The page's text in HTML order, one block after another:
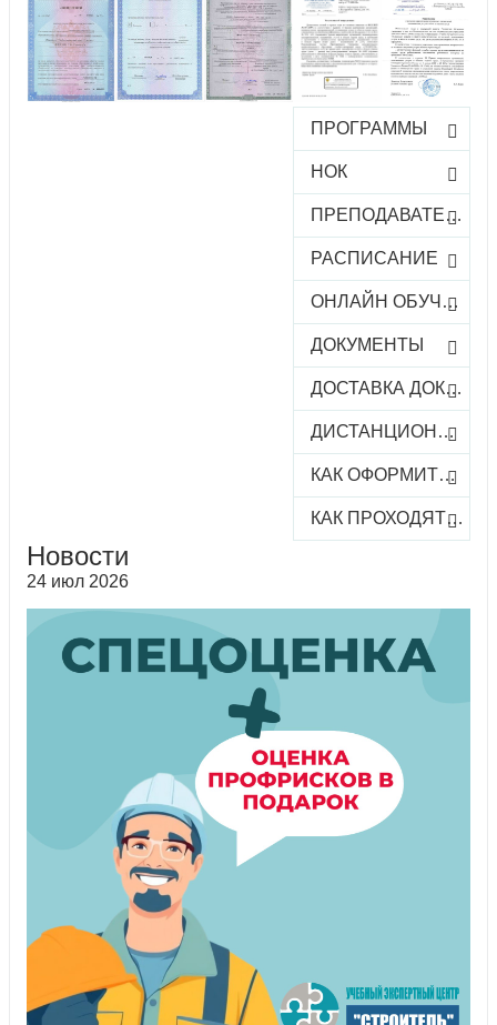
ПРОГРАММЫ
НОК
ПРЕПОДАВАТЕЛИ
РАСПИСАНИЕ
ОНЛАЙН ОБУЧЕНИЕ
ДОКУМЕНТЫ
ДОСТАВКА ДОКУМЕНТОВ
ДИСТАНЦИОННОЕ ОБУЧЕНИЕ
КАК ОФОРМИТЬ ЗАКАЗ КУРСА
КАК ПРОХОДЯТ ОНЛАЙН-КУРСЫ
Новости
24 июл 2026